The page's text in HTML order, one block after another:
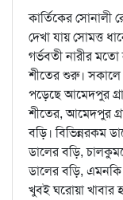
কার্তিকের সোনালী
দেখা যায় সোমত্ত
গর্ভবতী নারীর
শীতের শুরু।
পড়েছে আমেদপুর
শীতের, আমেদপুর
বড়ি। বিভিন্নরকম
ডালের বড়ি,
ডালের বড়ি,
খুবই ঘরোয়া খাবার